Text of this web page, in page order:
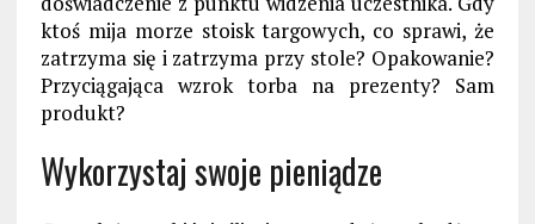
ktoś mija morze stoisk targowych, co sprawi, że
zatrzyma się i zatrzyma przy stole? Opakowanie?
Przyciągająca wzrok torba na prezenty? Sam
produkt?
Wykorzystaj swoje pieniądze